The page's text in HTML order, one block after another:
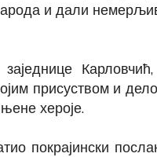
и дали
присуством и
хероје.
покрајински